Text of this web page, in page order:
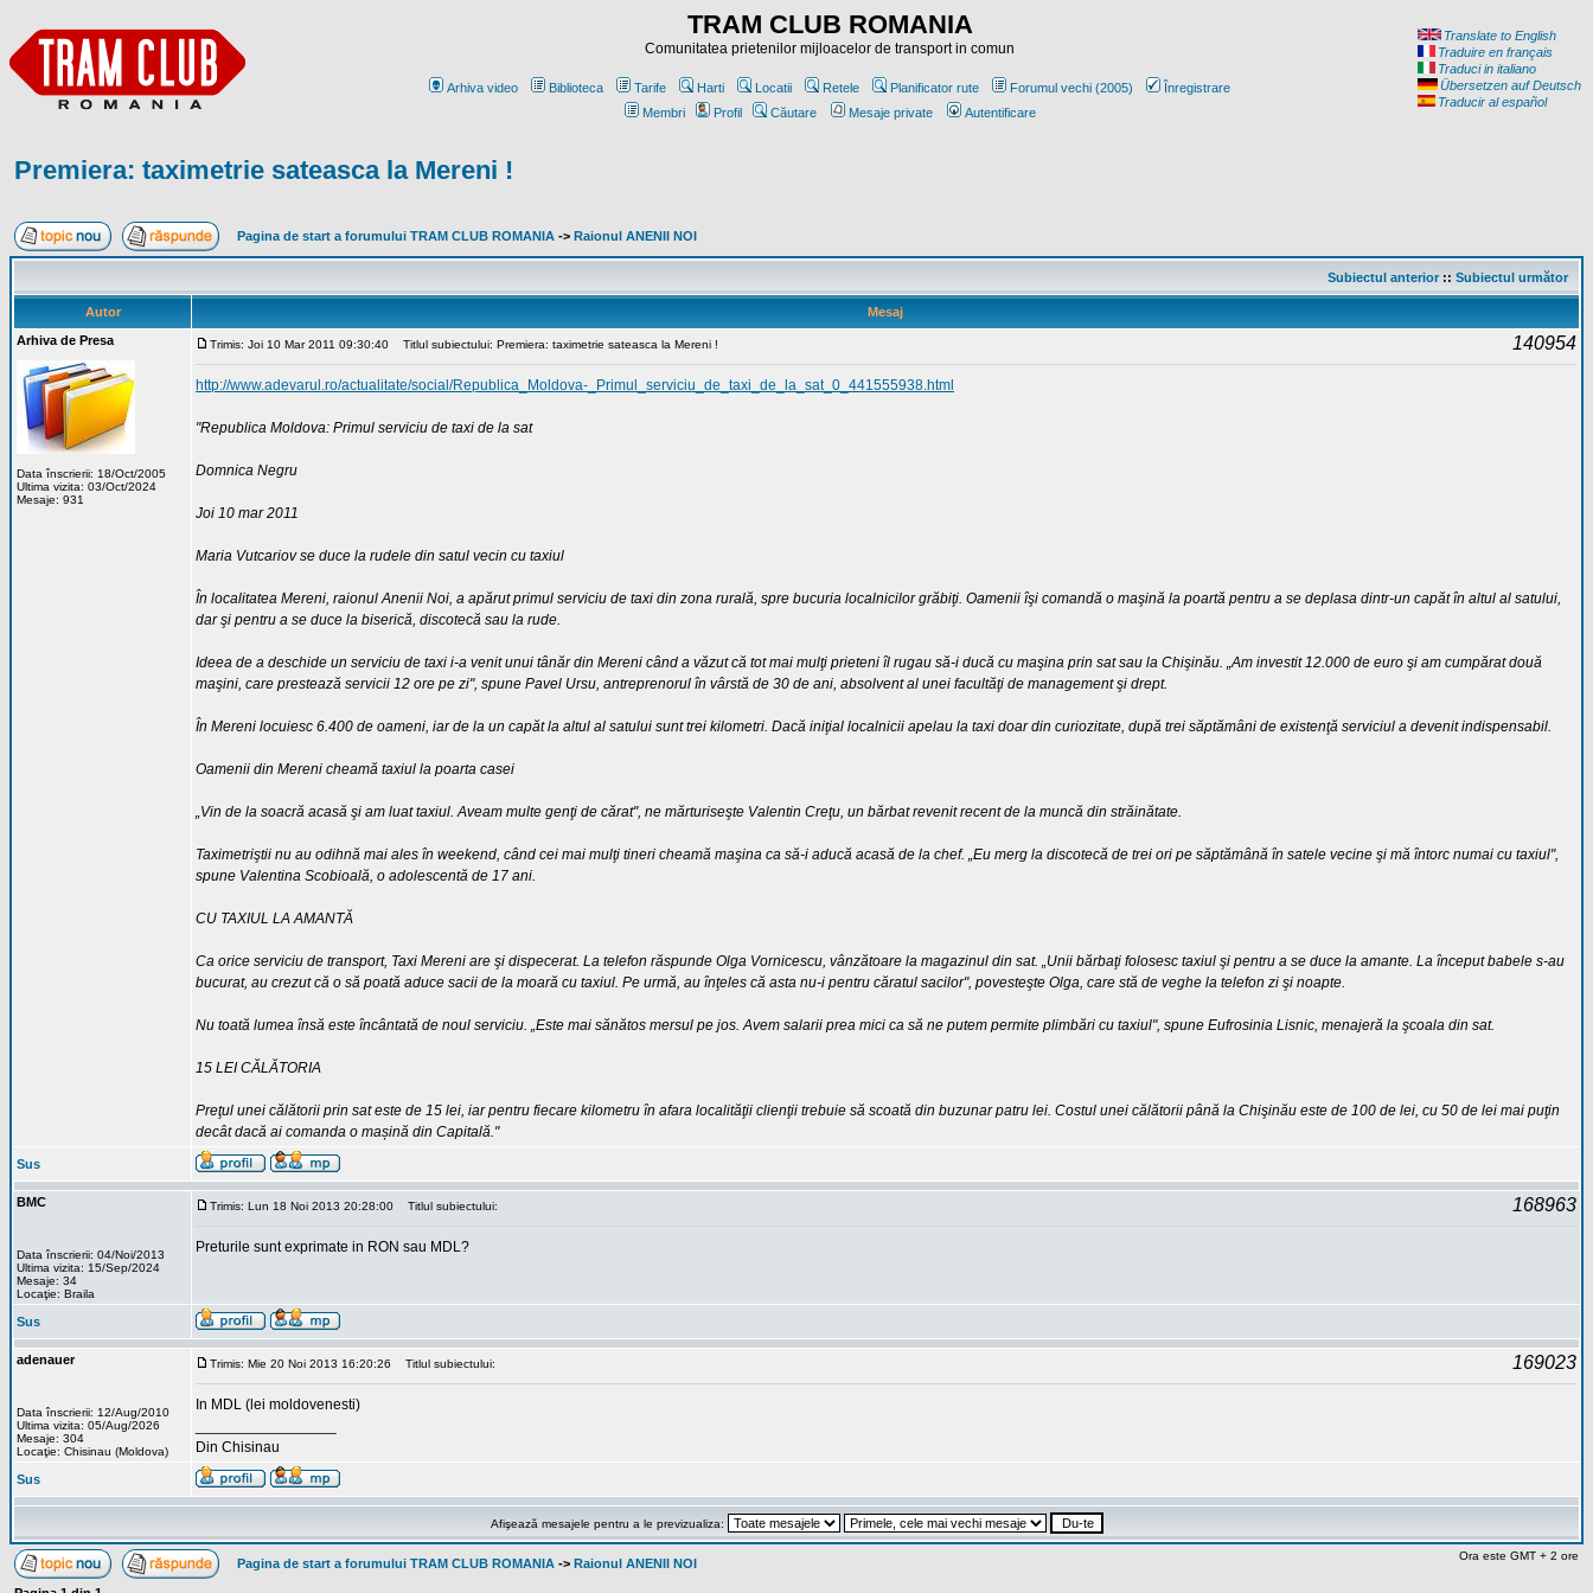
TRAM CLUB ROMANIA
Comunitatea prietenilor mijloacelor de transport in comun
Arhiva video Biblioteca Tarife Harti Locatii Retele Planificator rute Forumul vechi (2005)
Înregistrare
Membri
Profil Căutare Mesaje private Autentificare
Translate to English
Traduire en français
Traduci in italiano
Übersetzen auf Deutsch
Traducir al español
Premiera: taximetrie sateasca la Mereni !
Pagina de start a forumului TRAM CLUB ROMANIA -> Raionul ANENII NOI
Subiectul anterior:: Subiectul următor
Autor
Mesaj
Arhiva de Presa
Data înscrierii: 18/Oct/2005
Ultima vizita: 03/Oct/2024
Mesaje: 931
Trimis: Joi 10 Mar 2011 09:30:40 Titlul subiectului: Premiera: taximetrie sateasca la Mereni ! 140954
http://www.adevarul.ro/actualitate/social/Republica_Moldova-_Primul_serviciu_de_taxi_de_la_sat_0_441555938.html
"Republica Moldova: Primul serviciu de taxi de la sat
Domnica Negru
Joi 10 mar 2011
Maria Vutcariov se duce la rudele din satul vecin cu taxiul
În localitatea Mereni, raionul Anenii Noi, a apărut primul serviciu de taxi din zona rurală, spre bucuria localnicilor grăbiţi. Oamenii îşi comandă o maşină la poartă pentru a se deplasa dintr-un capăt în altul al satului,
dar şi pentru a se duce la biserică, discotecă sau la rude.
Ideea de a deschide un serviciu de taxi i-a venit unui tânăr din Mereni când a văzut că tot mai mulţi prieteni îl rugau să-i ducă cu maşina prin sat sau la Chişinău. „Am investit 12.000 de euro şi am cumpărat două
maşini, care prestează servicii 12 ore pe zi", spune Pavel Ursu, antreprenorul în vârstă de 30 de ani, absolvent al unei facultăţi de management şi drept.
În Mereni locuiesc 6.400 de oameni, iar de la un capăt la altul al satului sunt trei kilometri. Dacă iniţial localnicii apelau la taxi doar din curiozitate, după trei săptămâni de existenţă serviciul a devenit indispensabil.
Oamenii din Mereni cheamă taxiul la poarta casei
„Vin de la soacră acasă şi am luat taxiul. Aveam multe genţi de cărat", ne mărturiseşte Valentin Creţu, un bărbat revenit recent de la muncă din străinătate.
Taximetriştii nu au odihnă mai ales în weekend, când cei mai mulţi tineri cheamă maşina ca să-i aducă acasă de la chef. „Eu merg la discotecă de trei ori pe săptămână în satele vecine şi mă întorc numai cu taxiul",
spune Valentina Scobioală, o adolescentă de 17 ani.
CU TAXIUL LA AMANTĂ
Ca orice serviciu de transport, Taxi Mereni are şi dispecerat. La telefon răspunde Olga Vornicescu, vânzătoare la magazinul din sat. „Unii bărbaţi folosesc taxiul şi pentru a se duce la amante. La început babele s-au
bucurat, au crezut că o să poată aduce sacii de la moară cu taxiul. Pe urmă, au înţeles că asta nu-i pentru căratul sacilor", povesteşte Olga, care stă de veghe la telefon zi şi noapte.
Nu toată lumea însă este încântată de noul serviciu. „Este mai sănătos mersul pe jos. Avem salarii prea mici ca să ne putem permite plimbări cu taxiul", spune Eufrosinia Lisnic, menajeră la şcoala din sat.
15 LEI CĂLĂTORIA
Preţul unei călătorii prin sat este de 15 lei, iar pentru fiecare kilometru în afara localităţii clienţii trebuie să scoată din buzunar patru lei. Costul unei călătorii până la Chişinău este de 100 de lei, cu 50 de lei mai puţin
decât dacă ai comanda o mașină din Capitală."
Sus
BMC
Data înscrierii: 04/Noi/2013
Ultima vizita: 15/Sep/2024
Mesaje: 34
Locaţie: Braila
Trimis: Lun 18 Noi 2013 20:28:00 Titlul subiectului: 168963
Preturile sunt exprimate in RON sau MDL?
Sus
adenauer
Data înscrierii: 12/Aug/2010
Ultima vizita: 05/Aug/2026
Mesaje: 304
Locaţie: Chisinau (Moldova)
Trimis: Mie 20 Noi 2013 16:20:26 Titlul subiectului: 169023
In MDL (lei moldovenesti)
Din Chisinau
Sus
Afişează mesajele pentru a le previzualiza:
Pagina de start a forumului TRAM CLUB ROMANIA -> Raionul ANENII NOI
Ora este GMT + 2 ore